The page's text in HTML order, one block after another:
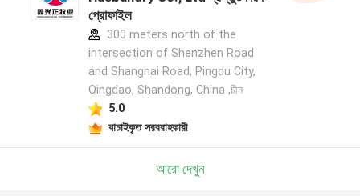
প্রোফাইল
300 meters north of the
intersection of Shenzhen Road
and Shanghai Road, Pingdu City,
Qingdao, Shandong, China ,চীন
5.0
যাচাইকৃত সরবরাহকারী
আরো দেখুন